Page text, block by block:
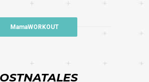
MamaWORKOUT